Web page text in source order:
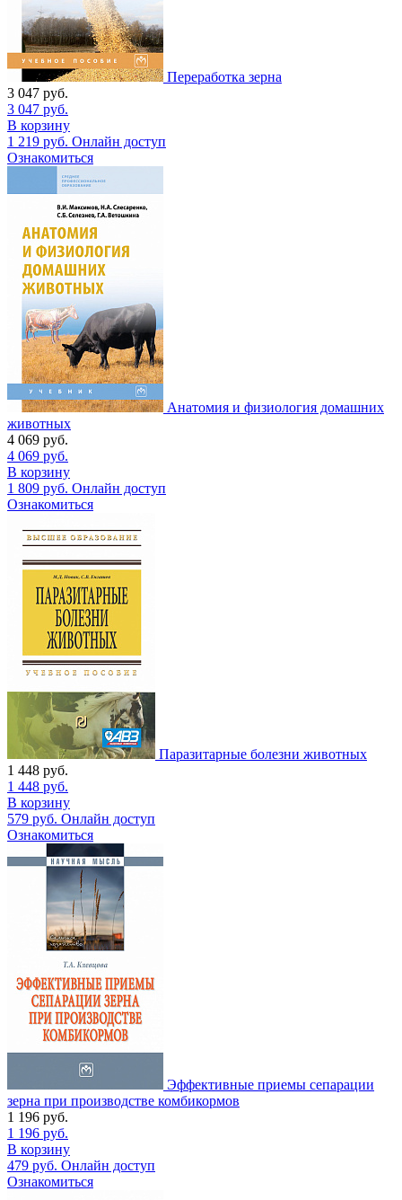
Переработка зерна
3 047 руб.
3 047 руб.
В корзину
1 219 руб. Онлайн доступ
Ознакомиться
Анатомия и физиология домашних
животных
4 069 руб.
4 069 руб.
В корзину
1 809 руб. Онлайн доступ
Ознакомиться
Паразитарные болезни животных
1 448 руб.
1 448 руб.
В корзину
579 руб. Онлайн доступ
Ознакомиться
Эффективные приемы сепарации
зерна при производстве комбикормов
1 196 руб.
1 196 руб.
В корзину
479 руб. Онлайн доступ
Ознакомиться